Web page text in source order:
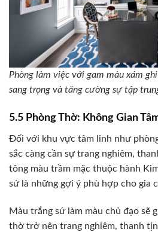
Phòng làm việc với gam màu xám
sang trọng và tăng cường sự tập
5.5 Phòng Thờ: Không Gian
Đối với khu vực tâm linh như
sắc càng cần sự trang nghiêm,
tông màu trầm mặc thuộc hành
sứ là những gợi ý phù hợp cho gia
Màu trắng sứ làm màu chủ đạo sẽ
thờ trở nên trang nghiêm, thanh